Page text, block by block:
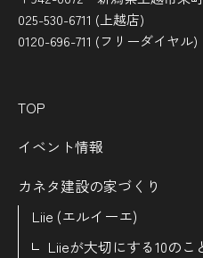
025-530-6711 (上越店)
0120-696-711 (フリーダイヤル)
TOP
イベント情報
カネタ建設の家づくり
Liie (エルイーエ)
Liieが大切にする10のこ